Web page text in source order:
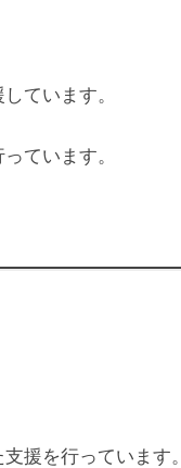
ています。
ています。
援を行っています。